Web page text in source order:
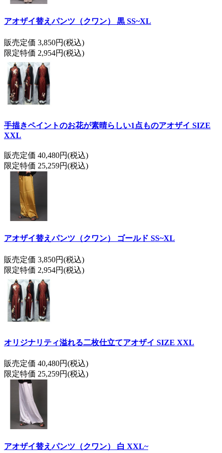
アオザイ替えパンツ（クワン） 黒 SS~XL
販売定価 3,850円(税込)
限定特価 2,954円(税込)
手描きペイントのお花が素晴らしい1点ものアオザイ SIZE
XXL
販売定価 40,480円(税込)
限定特価 25,259円(税込)
アオザイ替えパンツ（クワン） ゴールド SS~XL
販売定価 3,850円(税込)
限定特価 2,954円(税込)
オリジナリティ溢れる二枚仕立てアオザイ SIZE XXL
販売定価 40,480円(税込)
限定特価 25,259円(税込)
アオザイ替えパンツ（クワン） 白 XXL~